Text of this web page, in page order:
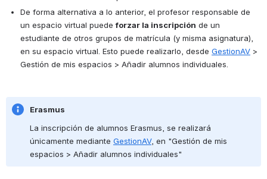
De forma alternativa a lo anterior, el profesor responsable de
un espacio virtual puede forzar la inscripción de un
estudiante de otros grupos de matrícula (y misma asignatura),
en su espacio virtual. Esto puede realizarlo, desde GestionAV >
Gestión de mis espacios > Añadir alumnos individuales.
Erasmus
La inscripción de alumnos Erasmus, se realizará
únicamente mediante GestionAV, en "Gestión de mis
espacios > Añadir alumnos individuales"